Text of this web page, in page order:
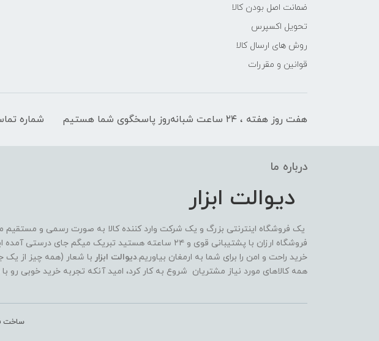
ضمانت اصل بودن کالا
تحویل اکسپرس
روش های ارسال کالا
قوانین و مقررات
هفت روز هفته ، ۲۴ ساعت شبانه‌روز پاسخگوی شما هستیم شماره
درباره ما
دیوالت ابزار
یک فروشگاه اینترنتی بزرگ و یک شرکت وارد کننده کالا به صورت رسمی و مستقیم
فروشگاه ارزان با پشتیبانی قوی و ۲۴ ساعته هستید تبریک میگم جای
خرید راحت و امن را برای شما به ارمغان بیاوریم.دیوالت ابزار با شعار (همه چیز از یک
همه کالاهای مورد نیاز مشتریان شروع به کار کرد، امید آنکه تجربه خرید خوبی رو
ساخت